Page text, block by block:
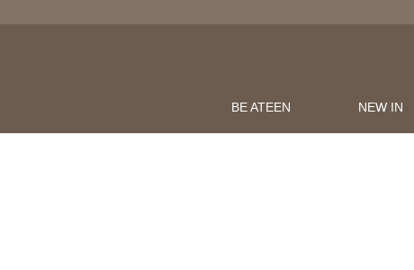
BE ATEEN NEW IN